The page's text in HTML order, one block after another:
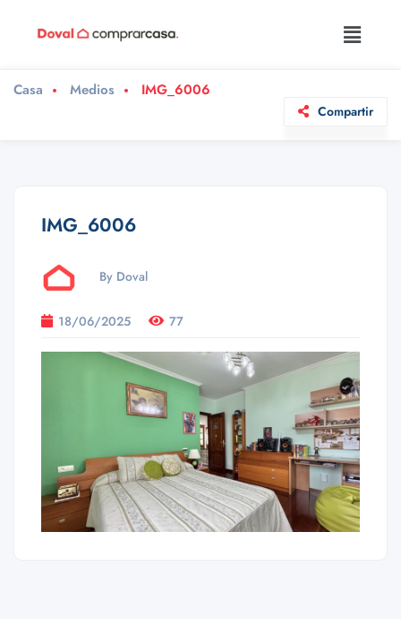
Casa Medios IMG_6006
Compartir
IMG_6006
By Doval
18/06/2025 77